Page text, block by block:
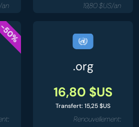
an
19,80 $US/an
.org
16,80 $US
Transfert: 15,25 $US
Renouvellement: